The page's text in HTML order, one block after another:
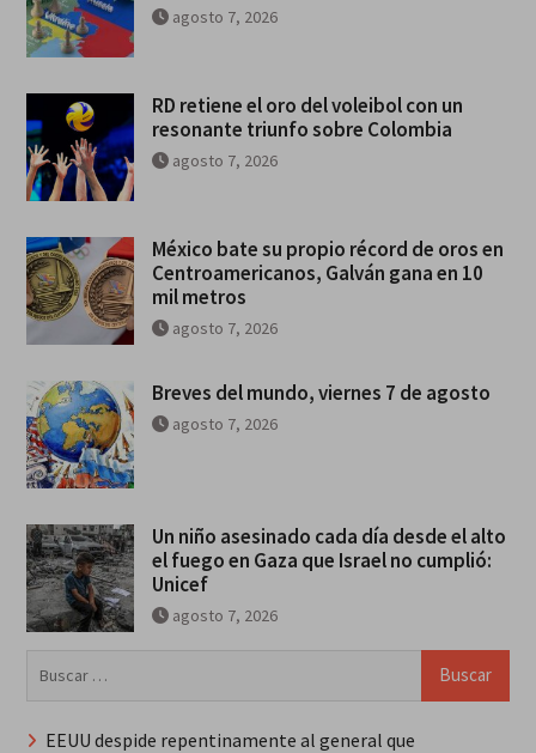
agosto 7, 2026
RD retiene el oro del voleibol con un
resonante triunfo sobre Colombia
agosto 7, 2026
México bate su propio récord de oros en
Centroamericanos, Galván gana en 10
mil metros
agosto 7, 2026
Breves del mundo, viernes 7 de agosto
agosto 7, 2026
Un niño asesinado cada día desde el alto
el fuego en Gaza que Israel no cumplió:
Unicef
agosto 7, 2026
EEUU despide repentinamente al general que